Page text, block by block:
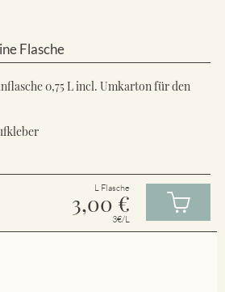
Flasche
0,75 L incl. Umkarton für den
L Flasche
3,00 €
3€/L